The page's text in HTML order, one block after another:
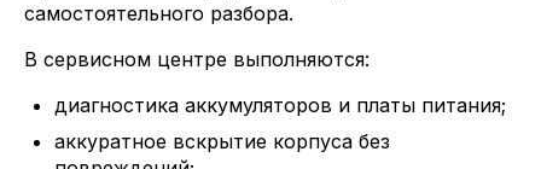
самостоятельного разбора.
В сервисном центре выполняются:
диагностика аккумуляторов и платы питания;
аккуратное вскрытие корпуса без